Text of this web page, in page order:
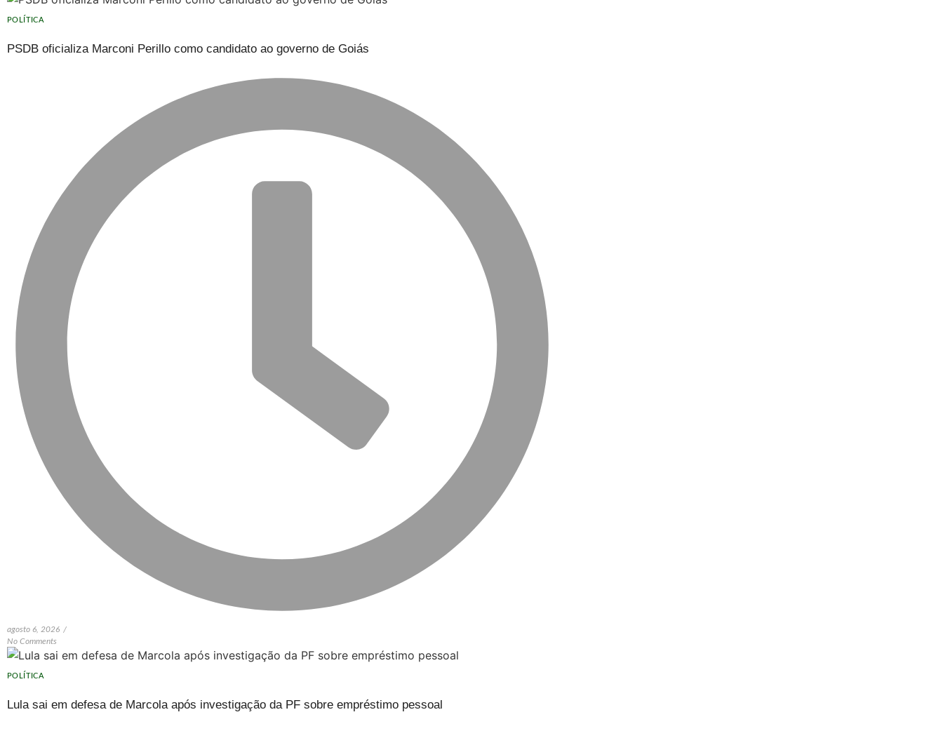
POLÍTICA
PSDB oficializa Marconi Perillo como candidato ao governo de Goiás
agosto 6, 2026 /
No Comments
POLÍTICA
Lula sai em defesa de Marcola após investigação da PF sobre empréstimo pessoal